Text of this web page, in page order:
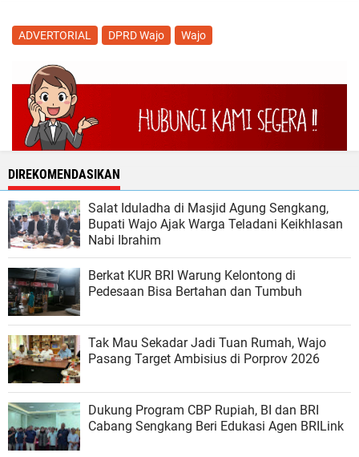
ADVERTORIAL DPRD Wajo Wajo
DIREKOMENDASIKAN
Salat Iduladha di Masjid Agung Sengkang,
Bupati Wajo Ajak Warga Teladani Keikhlasan
Nabi Ibrahim
Berkat KUR BRI Warung Kelontong di
Pedesaan Bisa Bertahan dan Tumbuh
Tak Mau Sekadar Jadi Tuan Rumah, Wajo
Pasang Target Ambisius di Porprov 2026
Dukung Program CBP Rupiah, BI dan BRI
Cabang Sengkang Beri Edukasi Agen BRILink